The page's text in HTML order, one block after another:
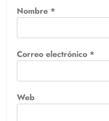
Nombre *
Correo electrónico *
Web